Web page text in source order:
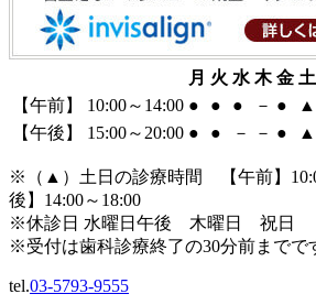
月 火 水 木 金 土
【午前】 10:00～14:00 ● ● ● － ● ▲
【午後】 15:00～20:00 ● ● － － ● ▲
※（ ▲ ）土日の診療時間 【午前】
後】14:00～18:00
※休診日 水曜日午後 木曜日 祝日
※受付は歯科診療終了の30分前までで
tel.03-5793-9555